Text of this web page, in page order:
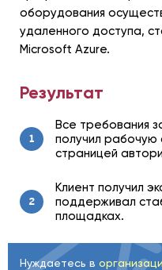
оборудования
удаленного доступа,
Microsoft Azure.
Результат
1
Все требования
получил рабочую
страницей
2
Клиент получил
поддерживал
площадках.
Нуждаетесь в